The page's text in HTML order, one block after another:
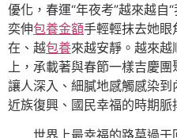
優化，春運“年夜考”越來越自
奕伸包養金額手輕輕抹去她眼
在、越包養來越安靜。越來
上，承載著與春節一樣吉慶
讓人深入、細膩地感觸感染到
近族復興、國民幸福的時期脈
世界上最幸福的路莫過